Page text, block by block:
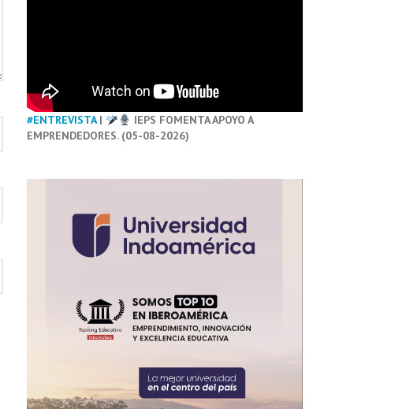
#ENTREVISTA|
IEPS FOMENTA APOYO A
EMPRENDEDORES. (05-08-2026)